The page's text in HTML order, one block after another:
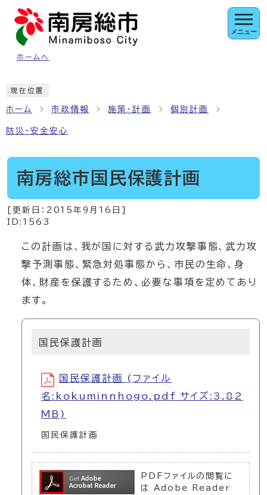
ページの先頭です
ホームへ
メニュー
現在位置
ホーム 市政情報 施策・計画 個別計画
防災・安全安心
南房総市国民保護計画
[更新日： 2015年9月16日
ID:1563
この計画は、我が国に対する武力攻撃事態、武力攻
撃予測事態、緊急対処事態から、市民の生命、身
体、財産を保護するため、必要な事項を定めてあり
ます。
国民保護計画
国民保護計画 (ファイル
名:kokuminnhogo.pdf サイズ:3.82
MB)
国民保護計画
PDFファイルの閲覧に
は Adobe Reader